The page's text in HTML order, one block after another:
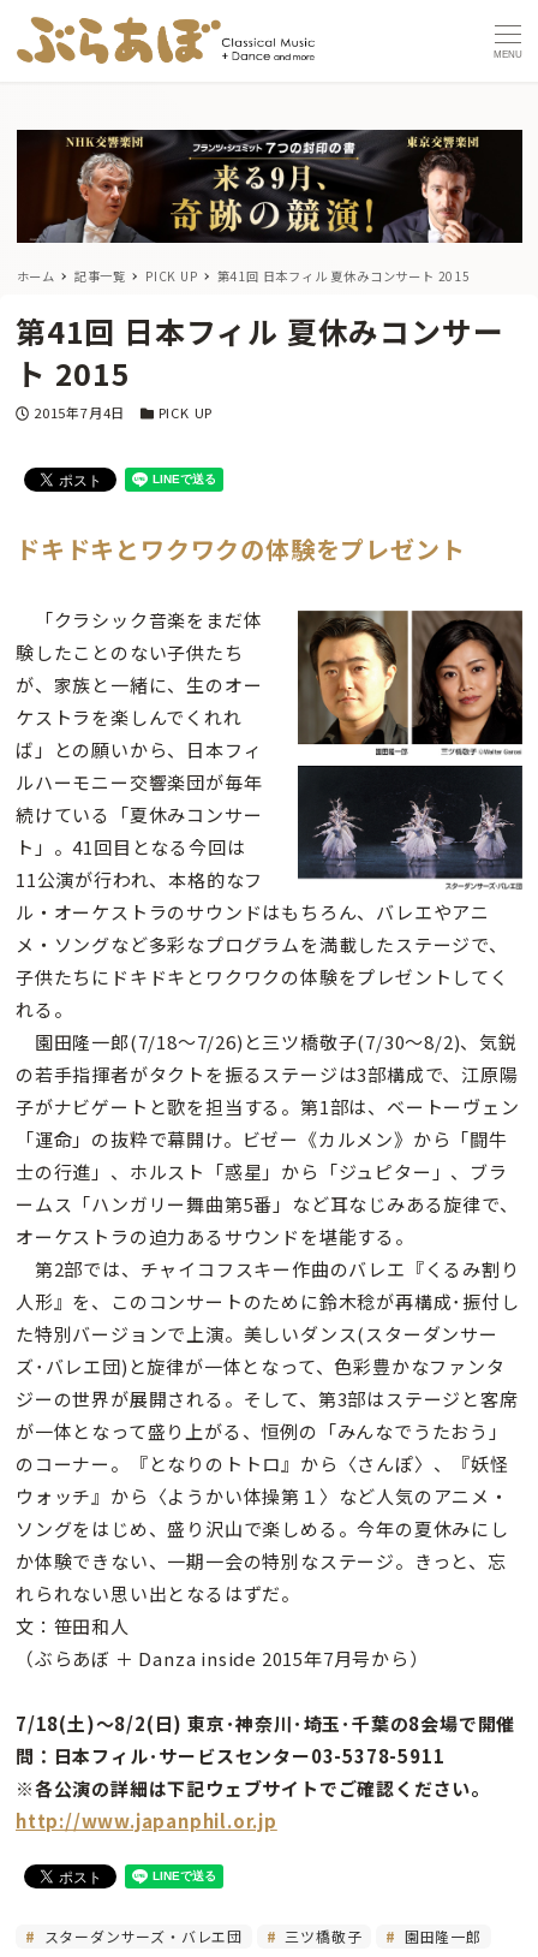
MENU
ホーム 記事一覧 PICK UP 第41回 日本フィル 夏休みコンサート 2015
第41回 日本フィル 夏休みコンサー
ト 2015
投稿日
2015年7月4日 カテゴリー
PICK UP
ドキドキとワクワクの体験をプレゼント
「クラシック音楽をまだ体
験したことのない子供たち
が、家族と一緒に、生のオー
ケストラを楽しんでくれれ
ば」との願いから、日本フィ
ルハーモニー交響楽団が毎年
続けている「夏休みコンサー
ト」。41回目となる今回は
11公演が行われ、本格的なフ
ル・オーケストラのサウンドはもちろん、バレエやアニ
メ・ソングなど多彩なプログラムを満載したステージで、
子供たちにドキドキとワクワクの体験をプレゼントしてく
れる。
園田隆一郎(7/18〜7/26)と三ツ橋敬子(7/30〜8/2)、気鋭
の若手指揮者がタクトを振るステージは3部構成で、江原陽
子がナビゲートと歌を担当する。第1部は、ベートーヴェン
「運命」の抜粋で幕開け。ビゼー《カルメン》から「闘牛
士の行進」、ホルスト「惑星」から「ジュピター」、ブラ
ームス「ハンガリー舞曲第5番」など耳なじみある旋律で、
オーケストラの迫力あるサウンドを堪能する。
第2部では、チャイコフスキー作曲のバレエ『くるみ割り
人形』を、このコンサートのために鈴木稔が再構成･振付し
た特別バージョンで上演。美しいダンス(スターダンサー
ズ･バレエ団)と旋律が一体となって、色彩豊かなファンタ
ジーの世界が展開される。そして、第3部はステージと客席
が一体となって盛り上がる、恒例の「みんなでうたおう」
のコーナー。『となりのトトロ』から〈さんぽ〉、『妖怪
ウォッチ』から〈ようかい体操第１〉など人気のアニメ・
ソングをはじめ、盛り沢山で楽しめる。今年の夏休みにし
か体験できない、一期一会の特別なステージ。きっと、忘
れられない思い出となるはずだ。
文：笹田和人
（ぶらあぼ ＋ Danza inside 2015年7月号から）
7/18(土)〜8/2(日) 東京･神奈川･埼玉･千葉の8会場で開催
問：日本フィル･サービスセンター03-5378-5911
※各公演の詳細は下記ウェブサイトでご確認ください。
http://www.japanphil.or.jp
スターダンサーズ・バレエ団 三ツ橋敬子
園田隆一郎